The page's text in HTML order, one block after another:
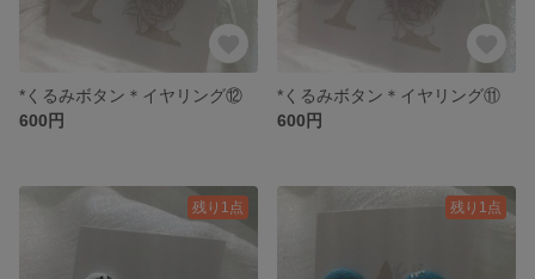
*くるみボタン＊イヤリング⑫
600円
*くるみボタン＊イヤリング⑪
600円
残り1点 残り1点